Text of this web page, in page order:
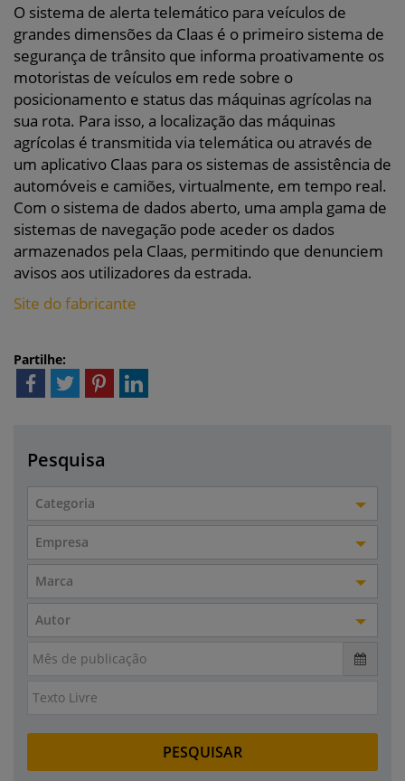
O sistema de alerta telemático para veículos de
grandes dimensões da Claas é o primeiro sistema de
segurança de trânsito que informa proativamente os
motoristas de veículos em rede sobre o
posicionamento e status das máquinas agrícolas na
sua rota. Para isso, a localização das máquinas
agrícolas é transmitida via telemática ou através de
um aplicativo Claas para os sistemas de assistência de
automóveis e camiões, virtualmente, em tempo real.
Com o sistema de dados aberto, uma ampla gama de
sistemas de navegação pode aceder os dados
armazenados pela Claas, permitindo que denunciem
avisos aos utilizadores da estrada.
Site do fabricante
Partilhe:
Pesquisa
Categoria
Empresa
Marca
Autor